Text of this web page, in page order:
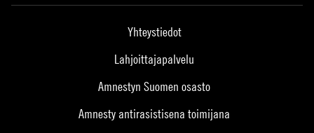
Yhteystiedot
Lahjoittajapalvelu
Amnestyn Suomen osasto
Amnesty antirasistisena toimijana